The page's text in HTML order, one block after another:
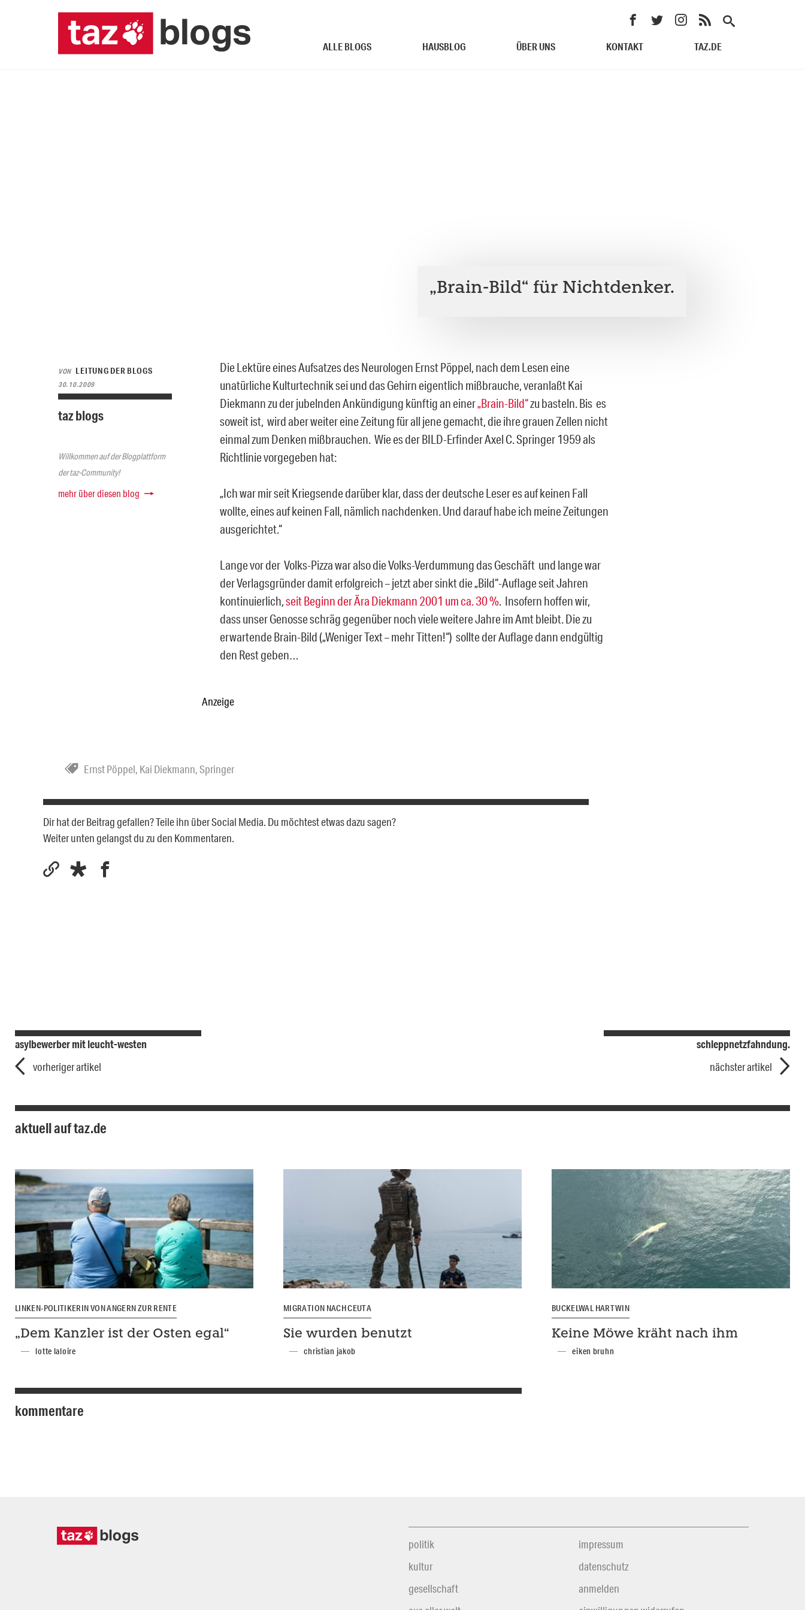
ALLE BLOGS HAUSBLOG ÜBER UNS KONTAKT TAZ.DE
„Brain-Bild“ für Nichtdenker.
VON LEITUNG DER BLOGS
30.10.2009
taz blogs
Willkommen auf der Blogplattform
der taz-Community!
mehr über diesen blog
Die Lektüre eines Aufsatzes des Neurologen Ernst Pöppel, nach dem Lesen eine
unatürliche Kulturtechnik sei und das Gehirn eigentlich mißbrauche, veranlaßt Kai
Diekmann zu der jubelnden Ankündigung künftig an einer„Brain-Bild“zu basteln. Bis es
soweit ist, wird aber weiter eine Zeitung für all jene gemacht, die ihre grauen Zellen nicht
einmal zum Denken mißbrauchen. Wie es der BILD-Erfinder Axel C. Springer 1959 als
Richtlinie vorgegeben hat:
„Ich war mir seit Kriegsende darüber klar, dass der deutsche Leser es auf keinen Fall
wollte, eines auf keinen Fall, nämlich nachdenken. Und darauf habe ich meine Zeitungen
ausgerichtet.“
Lange vor der Volks-Pizza war also die Volks-Verdummung das Geschäft und lange war
der Verlagsgründer damit erfolgreich – jetzt aber sinkt die „Bild“-Auflage seit Jahren
kontinuierlich,seit Beginn der Ära Diekmann 2001 um ca. 30 %. Insofern hoffen wir,
dass unser Genosse schräg gegenüber noch viele weitere Jahre im Amt bleibt. Die zu
erwartende Brain-Bild („Weniger Text – mehr Titten!“) sollte der Auflage dann endgültig
den Rest geben…
Anzeige
Ernst Pöppel, Kai Diekmann,Springer
Dir hat der Beitrag gefallen? Teile ihn über Social Media. Du möchtest etwas dazu sagen?
Weiter unten gelangst du zu den Kommentaren.
asylbewerber mit leucht-westen
vorheriger artikel
schleppnetzfahndung.
nächster artikel
aktuell auf taz.de
LINKEN-POLITIKERIN VON ANGERN ZUR RENTE
„Dem Kanzler ist der Osten egal“
lotte laloire
MIGRATION NACH CEUTA
Sie wurden benutzt
christian jakob
BUCKELWAL HARTWIN
Keine Möwe kräht nach ihm
eiken bruhn
kommentare
politik
kultur
gesellschaft
impressum
datenschutz
anmelden